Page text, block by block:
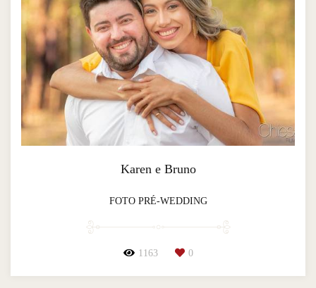
Karen e Bruno
FOTO PRÉ-WEDDING
1163 0